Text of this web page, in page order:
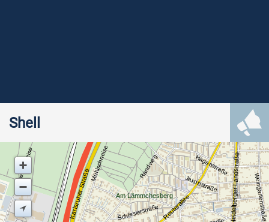
Shell
Am Lämmchesberg
Karlsruher Straße Heidelberger Landstraße
Reuterallee
Jakobstraße
Hagenstraße
Weingartenstraße
Schlesierstraße
Mühlschneise Randweg
Galgenschneise